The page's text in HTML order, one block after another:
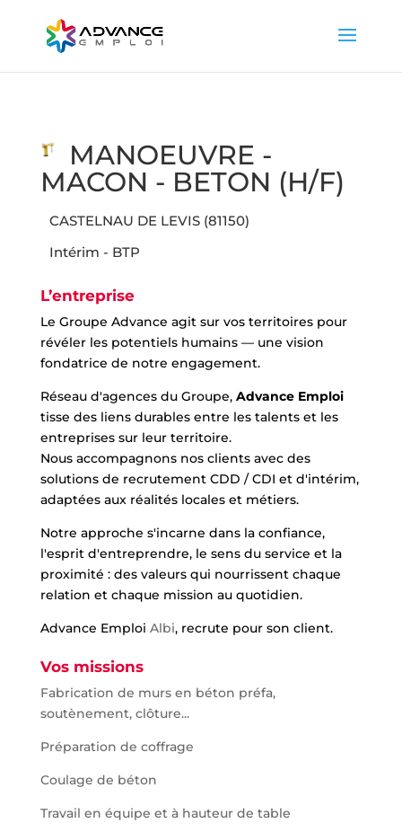
MANOEUVRE -
MACON - BETON (H/F)
CASTELNAU DE LEVIS (81150)
Intérim - BTP
L’entreprise
Le Groupe Advance agit sur vos territoires pour
révéler les potentiels humains — une vision
fondatrice de notre engagement.
Réseau d'agences du Groupe, Advance Emploi
tisse des liens durables entre les talents et les
entreprises sur leur territoire.
Nous accompagnons nos clients avec des
solutions de recrutement CDD / CDI et d'intérim,
adaptées aux réalités locales et métiers.
Notre approche s'incarne dans la confiance,
l'esprit d'entreprendre, le sens du service et la
proximité : des valeurs qui nourrissent chaque
relation et chaque mission au quotidien.
Advance Emploi Albi, recrute pour son client.
Vos missions
Fabrication de murs en béton préfa,
soutènement, clôture...
Préparation de coffrage
Coulage de béton
Travail en équipe et à hauteur de table